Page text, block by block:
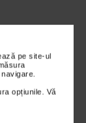
pe site-ul
opțiunile. Vă